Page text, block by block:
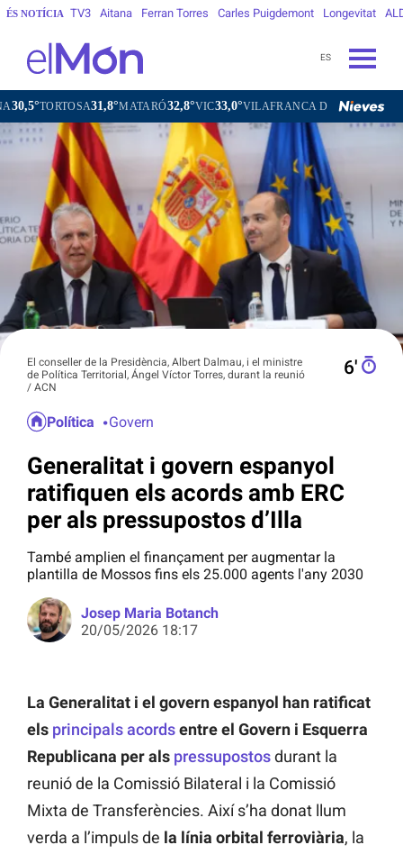
ÉS NOTÍCIA TV3 Aitana Ferran Torres Carles Puigdemont Longevitat
ES
31,8°MATARÓ32,8°VIC33,0°VILAFRANCA DEL PENEDÈS 31,8°
El conseller de la Presidència, Albert Dalmau, i el ministre
de Política Territorial, Ángel Víctor Torres, durant la reunió
/ ACN
6′
Política Govern
Generalitat i govern espanyol
ratifiquen els acords amb ERC
per als pressupostos d’Illa
També amplien el finançament per augmentar la
plantilla de Mossos fins els 25.000 agents l'any 2030
Josep Maria Botanch
20/05/2026 18:17
La Generalitat i el govern espanyol han ratificat
els principals acordsentre el Govern i Esquerra
Republicana per als pressupostosdurant la
reunió de la Comissió Bilateral i la Comissió
Mixta de Transferències. Així s’ha donat llum
verda a l’impuls de la línia orbital ferroviària, la